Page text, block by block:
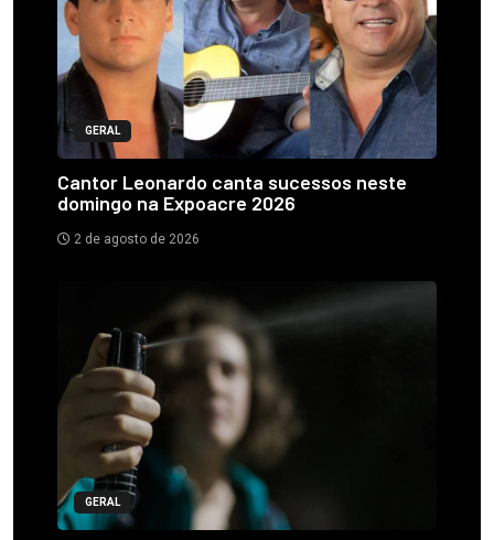
GERAL
Cantor Leonardo canta sucessos neste
domingo na Expoacre 2026
2 de agosto de 2026
GERAL